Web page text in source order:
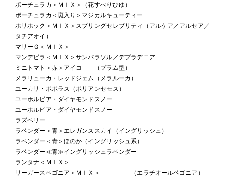
ポーチュラカ＜ＭＩＸ＞（花すべりひゆ）
ポーチュラカ＜斑入り＞マジカルキューティー
ホリホック＜ＭＩＸ＞スプリングセレブリティ（アルケア／アルセア／
タチアオイ）
マリーＧ＜ＭＩＸ＞
マンデビラ＜ＭＩＸ＞サンパラソル／デプラデニア
ミニトマト＜赤＞アイコ （プラム型）
メラリューカ・レッドジェム（メラルーカ）
ユーカリ・ポポラス（ポリアンセモス）
ユーホルビア・ダイヤモンドスノー
ユーホルビア・ダイヤモンドスノー
ラズベリー
ラベンダー＜青＞エレガンススカイ（イングリッシュ）
ラベンダー＜青＞ほのか（イングリッシュ系）
ラベンダー≪青≫イングリッシュラベンダー
ランタナ＜ＭＩＸ＞
リーガースベゴニア＜ＭＩＸ＞ （エラチオールベゴニア）